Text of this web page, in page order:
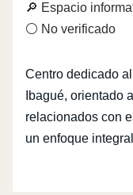
🔎 Espacio
⚪ No verificado
Centro dedicado
Ibagué, orientado
relacionados con
un enfoque